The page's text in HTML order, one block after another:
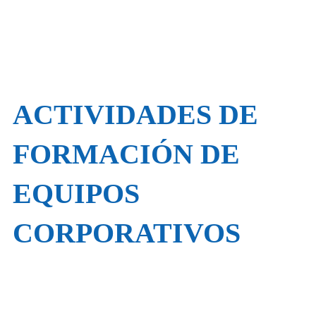
ACTIVIDADES DE
FORMACIÓN DE
EQUIPOS
CORPORATIVOS